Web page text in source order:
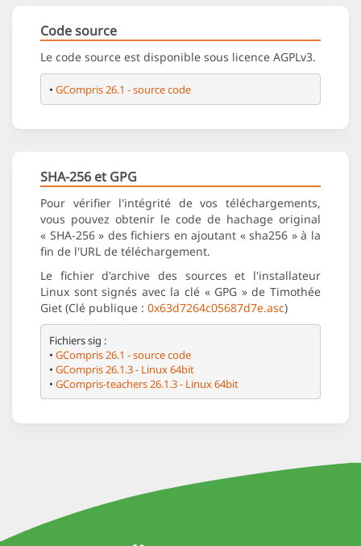
Code source
Le code source est disponible sous licence AGPLv3.
• GCompris 26.1 - source code
SHA-256 et GPG
Pour vérifier l'intégrité de vos téléchargements,
vous pouvez obtenir le code de hachage original
« SHA-256 » des fichiers en ajoutant « sha256 » à la
fin de l'URL de téléchargement.
Le fichier d'archive des sources et l'installateur
Linux sont signés avec la clé « GPG » de Timothée
Giet (Clé publique : 0x63d7264c05687d7e.asc)
Fichiers sig :
• GCompris 26.1 - source code
• GCompris 26.1.3 - Linux 64bit
• GCompris-teachers 26.1.3 - Linux 64bit